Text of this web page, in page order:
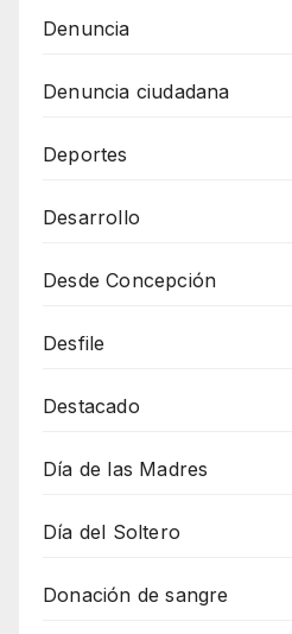
Denuncia
Denuncia ciudadana
Deportes
Desarrollo
Desde Concepción
Desfile
Destacado
Día de las Madres
Día del Soltero
Donación de sangre